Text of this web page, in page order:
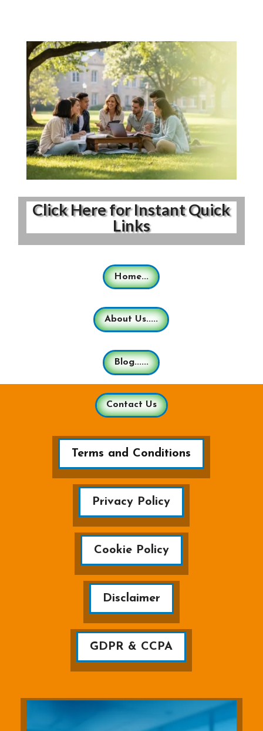
Click Here for Instant Quick
Links
Home...
About Us.....
Blog......
Contact Us
Terms and Conditions
Privacy Policy
Cookie Policy
Disclaimer
GDPR & CCPA